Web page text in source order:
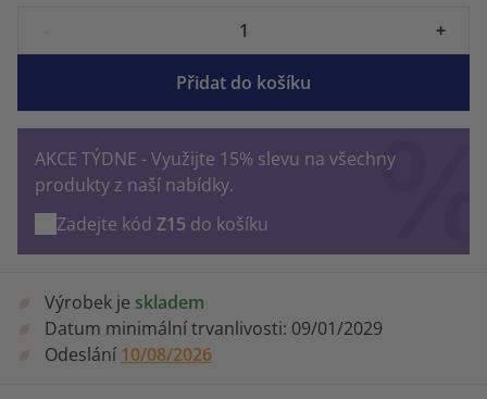
+
Přidat do košíku
AKCE TÝDNE - Využijte 15% slevu na všechny
produkty z naší nabídky.
Zadejte kód Z15 do košíku
Výrobek je skladem
Datum minimální trvanlivosti: 09/01/2029
Odeslání 10/08/2026